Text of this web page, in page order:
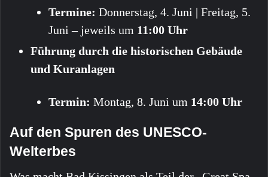
Termine: Donnerstag, 4. Juni | Freitag, 5.
Juni – jeweils um 11:00 Uhr
Führung durch die historischen Gebäude
und Kuranlagen
Termin: Montag, 8. Juni um 14:00 Uhr
Auf den Spuren des UNESCO-
Welterbes